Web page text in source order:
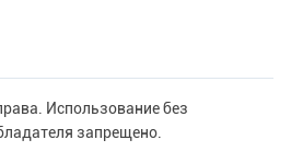
Использование без
запрещено.